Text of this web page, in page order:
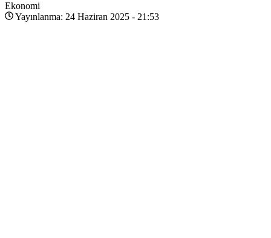
Ekonomi
Yayınlanma: 24 Haziran 2025 - 21:53